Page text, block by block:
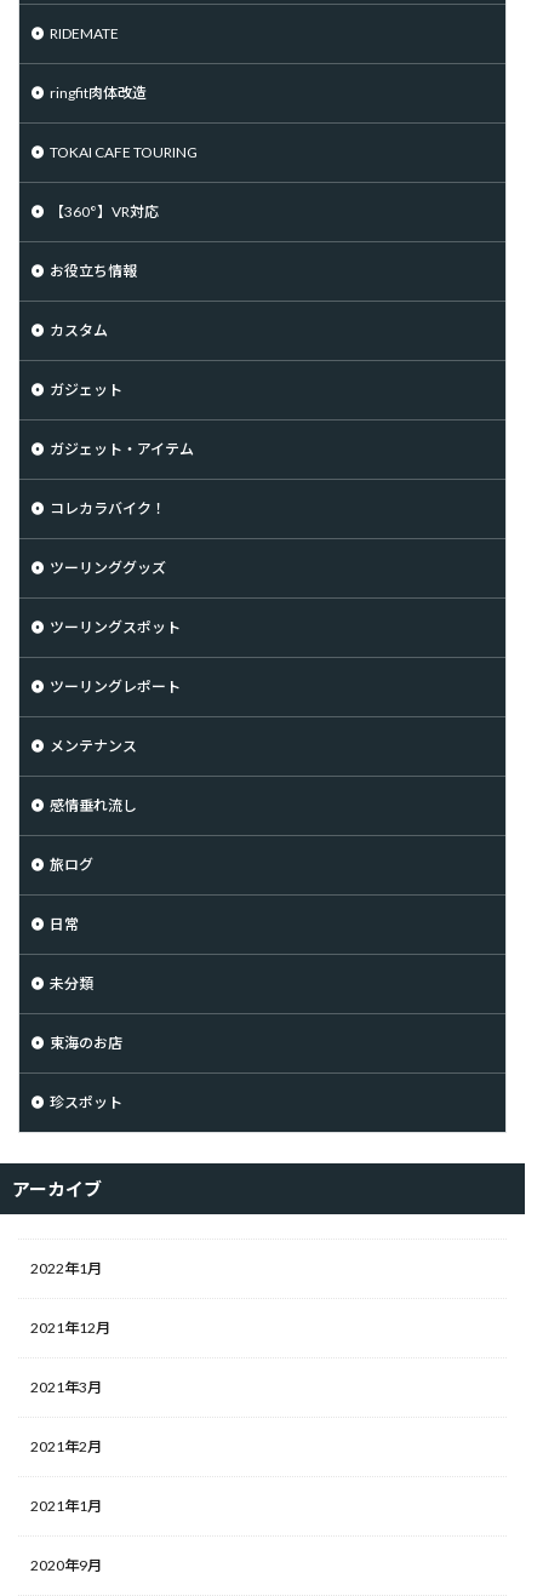
RIDEMATE
ringfit肉体改造
TOKAI CAFE TOURING
【360°】VR対応
お役立ち情報
カスタム
ガジェット
ガジェット・アイテム
コレカラバイク！
ツーリンググッズ
ツーリングスポット
ツーリングレポート
メンテナンス
感情垂れ流し
旅ログ
日常
未分類
東海のお店
珍スポット
アーカイブ
2022年1月
2021年12月
2021年3月
2021年2月
2021年1月
2020年9月